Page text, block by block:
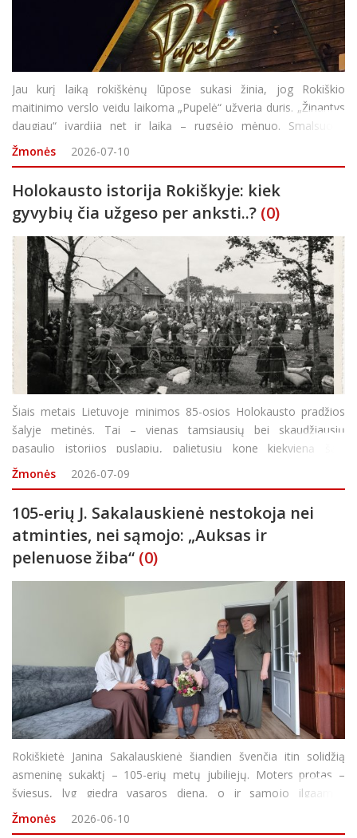
Jau kurį laiką rokiškėnų lūpose sukasi žinia, jog Rokiškio
maitinimo verslo veidu laikoma „Pupelė“ užveria duris. „Žinantys
daugiau“ įvardija net ir laiką – rugsėjo mėnuo. Smalsuolių
skambučių, norinčių sužinoti ar ši informacija – teisinga, s
Žmonės 2026-07-10
Holokausto istorija Rokiškyje: kiek
gyvybių čia užgeso per anksti..? (0)
Šiais metais Lietuvoje minimos 85-osios Holokausto pradžios
šalyje metinės. Tai – vienas tamsiausių bei skaudžiausių
pasaulio istorijos puslapių, palietusių kone kiekvieną šalį.
Siekdama išsaugoti istorinę atmintį ir deramai pagerbti
Holokausto aukas, Tarptautinė ko
Žmonės 2026-07-09
105-erių J. Sakalauskienė nestokoja nei
atminties, nei sąmojo: „Auksas ir
pelenuose žiba“ (0)
Rokiškietė Janina Sakalauskienė šiandien švenčia itin solidžią
asmeninę sukaktį – 105-erių metų jubiliejų. Moters protas –
šviesus, lyg giedra vasaros diena, o ir sąmojo ilgaamžė
nepraradusi: išgirdusi komplimentą, jog gražiai atrodo, atsako:
„Auk
Žmonės 2026-06-10